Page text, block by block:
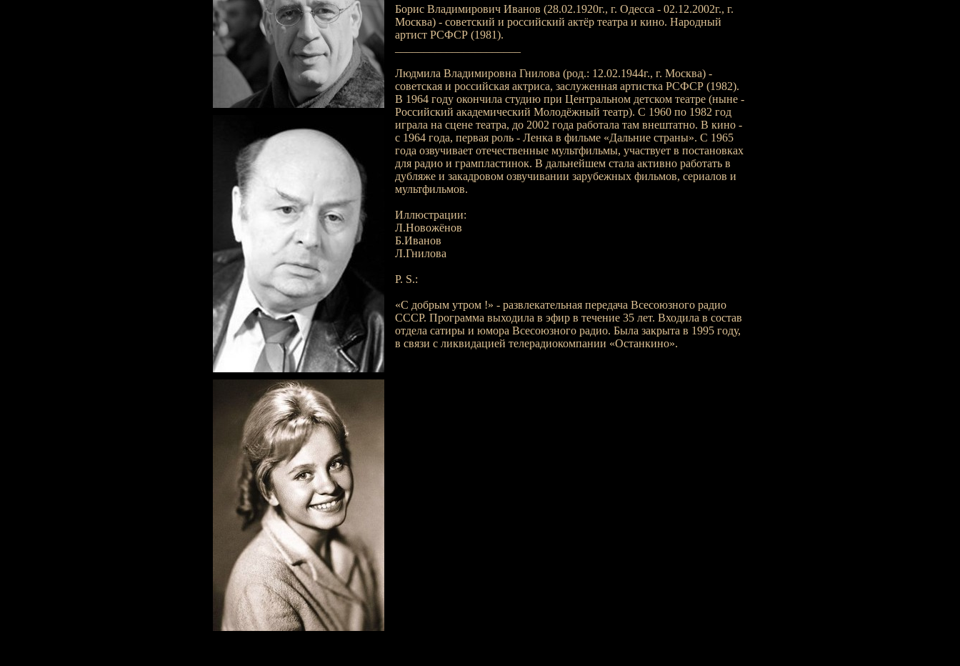
Борис Владимирович Иванов (28.02.1920г., г. Одесса - 02.12.2002г., г.
Москва) - советский и российский актёр театра и кино. Народный
артист РСФСР (1981).
Людмила Владимировна Гнилова (род.: 12.02.1944г., г. Москва) -
советская и российская актриса, заслуженная артистка РСФСР (1982).
В 1964 году окончила студию при Центральном детском театре (ныне -
Российский академический Молодёжный театр). С 1960 по 1982 год
играла на сцене театра, до 2002 года работала там внештатно. В кино -
с 1964 года, первая роль - Ленка в фильме «Дальние страны». С 1965
года озвучивает отечественные мультфильмы, участвует в постановках
для радио и грампластинок. В дальнейшем стала активно работать в
дубляже и закадровом озвучивании зарубежных фильмов, сериалов и
мультфильмов.
Иллюстрации:
Л.Новожёнов
Б.Иванов
Л.Гнилова
P. S.:
«С добрым утром !» - развлекательная передача Всесоюзного радио
СССР. Программа выходила в эфир в течение 35 лет. Входила в состав
отдела сатиры и юмора Всесоюзного радио. Была закрыта в 1995 году,
в связи с ликвидацией телерадиокомпании «Останкино».